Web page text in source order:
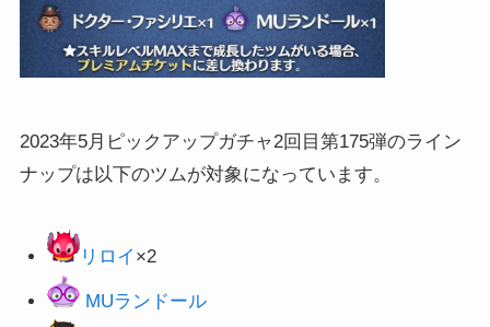
2023年5月ピックアップガチャ2回目第175弾のライン
ナップは以下のツムが対象になっています。
リロイ ×2
MUランドール